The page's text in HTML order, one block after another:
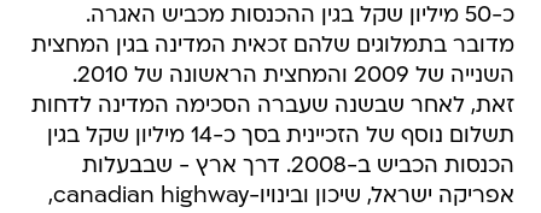
כ-50 מיליון שקל בגין ההכנסות מכביש האגרה.
מדובר בתמלוגים שלהם זכאית המדינה בגין המחצית
השנייה של 2009 והמחצית הראשונה של 2010.
זאת, לאחר שבשנה שעברה הסכימה המדינה לדחות
תשלום נוסף של הזכיינית בסך כ-14 מיליון שקל בגין
הכנסות הכביש ב-2008. דרך ארץ - שבבעלות
אפריקה ישראל, שיכון ובינויו-canadian highway,